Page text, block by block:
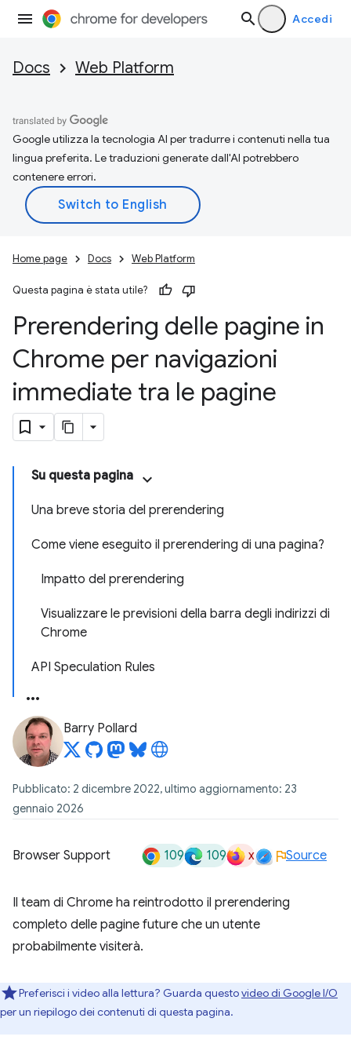
Accedi
Docs Web Platform
Google utilizza la tecnologia AI per tradurre i contenuti nella tua
lingua preferita. Le traduzioni generate dall'AI potrebbero
contenere errori.
Home page Docs Web Platform
Questa pagina è stata utile?
Prerendering delle pagine in
Chrome per navigazioni
immediate tra le pagine
Su questa pagina
Una breve storia del prerendering
Come viene eseguito il prerendering di una pagina?
Impatto del prerendering
Visualizzare le previsioni della barra degli indirizzi di
Chrome
API Speculation Rules
Barry Pollard
Pubblicato: 2 dicembre 2022, ultimo aggiornamento: 23
gennaio 2026
Browser Support 109 109 x Source
Il team di Chrome ha reintrodotto il prerendering
completo delle pagine future che un utente
probabilmente visiterà.
Preferisci i video alla lettura? Guarda questovideo di Google I/O
per un riepilogo dei contenuti di questa pagina.